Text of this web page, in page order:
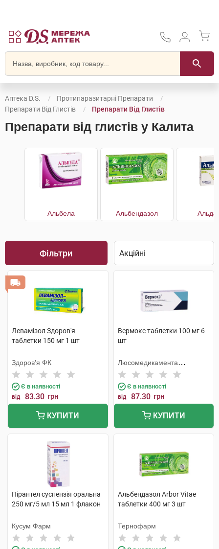
Аптека D.S.
Протипаразитарні Препарати
Препарати Від Глистів
Препарати Від Глистів
Препарати від глистів у Калита
Альбела Альбендазол
Фільтри
Левамізол Здоров'я
таблетки 150 мг 1 шт
Здоров'я ФК
Є в наявності
від 83.30 грн
КУПИТИ
Вермокс таблетки 100 мг 6
шт
Люсомедикамента
Сосьєдаде Текніка
Фармацеутика
Є в наявності
від 87.30 грн
КУПИТИ
Пірантел суспензія оральна
250 мг/5 мл 15 мл 1 флакон
Кусум Фарм
Альбендазол Arbor Vitae
таблетки 400 мг 3 шт
Тернофарм